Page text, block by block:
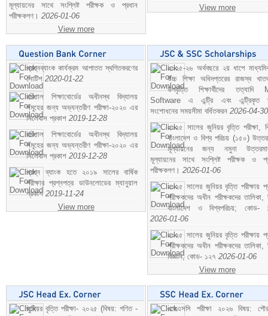
মূল্যায়নের সাথে সংশ্লিষ্ট পরীক্ষক ও প্রধান
পরীক্ষকগণ। 2026-01-06
View more
View more
প্রশ্নব্যাংক কার্যক্রম আপাতত স্থগিতকরণের
নোটিশ 2020-01-22
বরিশাল শিক্ষাবোর্ডের অধীনস্থ বিদ্যালয়
সমূহের জন্য অভ্যন্তরীণ পরীক্ষা-২০২০ এর
সিলেবাস প্রকাশ 2019-12-28
বরিশাল শিক্ষাবোর্ডের অধীনস্থ বিদ্যালয়
সমূহের জন্য অভ্যন্তরীণ পরীক্ষা-২০২০ এর
সিলেবাস প্রকাশ 2019-12-28
প্রশ্ন ব্যাংক হতে ২০১৯ সালের বার্ষিক
পরীক্ষার প্রশ্নপত্র ডাউনলোডের ম্যানুয়াল
প্রকাশ 2019-11-24
View more
২০২৫-২৬ অর্থবছরে ২য় ধাপে
উচ্চ শিক্ষা অধিদপ্তরের রাজস্ব
উপবৃত্তি শিক্ষার্থীদের তত্যাদি
Software এ এন্ট্রি এবং এন্ট্রিকৃত
সংশোধনের সময়সীমা বর্ধিতকরন 2026-04-30
২০২৫ সালের জুনিয়র বৃত্তি পরীক্ষা,
বাংলাদেশ ও বিশ্ব পরিচয় (১৫০)
মূল্যায়নের জন্য নমুনা
মূল্যায়নের সাথে সংশ্লিষ্ট পরীক্ষক ও
পরীক্ষকগণ। 2026-01-06
২০২৫ সালের জুনিয়র বৃত্তি পরীক্ষায়
পরীক্ষকদের অধীন পরীক্ষকদের তালিকা,
বাংলাদেশ ও বিশ্বপরিচয়; কোড-
2026-01-06
২০২৫ সালের জুনিয়র বৃত্তি পরীক্ষায়
পরীক্ষকদের অধীন পরীক্ষকদের তালিকা,
বিজ্ঞান; কোড- ১২৭ 2026-01-06
View more
জুনিয়র বৃত্তি পরীক্ষা- ২০২৫ (বিষয়: গণিত -
এসএসসি পরীক্ষা ২০২৬ বিষয়: